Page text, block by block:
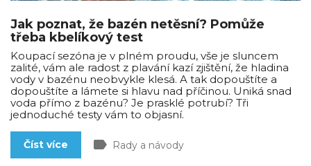
Jak poznat, že bazén netěsní? Pomůže
třeba kbelíkový test
Koupací sezóna je v plném proudu, vše je sluncem
zalité, vám ale radost z plavání kazí zjištění, že hladina
vody v bazénu neobvykle klesá. A tak dopouštíte a
dopouštíte a lámete si hlavu nad příčinou. Uniká snad
voda přímo z bazénu? Je prasklé potrubí? Tři
jednoduché testy vám to objasní.
Číst více label Rady a návody